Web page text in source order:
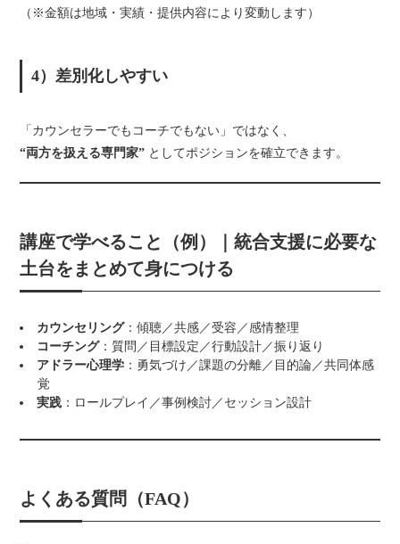
（※金額は地域・実績・提供内容により変動します）
4）差別化しやすい
「カウンセラーでもコーチでもない」ではなく、
“両方を扱える専門家” としてポジションを確立できます。
講座で学べること（例）｜統合支援に必要な
土台をまとめて身につける
カウンセリング：傾聴／共感／受容／感情整理
コーチング：質問／目標設定／行動設計／振り返り
アドラー心理学 ：勇気づけ／課題の分離／目的論／共同体感
覚
実践 ：ロールプレイ／事例検討／セッション設計
よくある質問（FAQ）